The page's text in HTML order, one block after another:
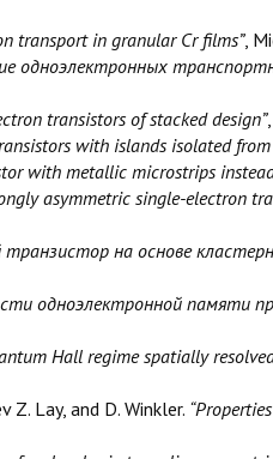
transport in granular Cr films”,
одноэлектронных
transistors of stacked design”
with islands isolated from
with metallic microstrips
asymmetric single-electron
транзистор на основе
одноэлектронной памяти
Hall regime spatially
Z. Lay, and D. Winkler.